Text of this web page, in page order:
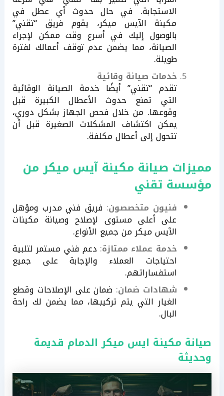
الاستجابة. في حال حدوث أي عطل في
مكينة الآيس ميكر، يقوم فريق “تقني”
بالوصول إليك في أسرع وقت ممكن لإجراء
الصيانة، مما يضمن عدم توقف أعمالك لفترة
طويلة.
خدمات صيانة وقائية
تقدم “تقني” أيضًا خدمة الصيانة الوقائية
التي تمنع حدوث الأعطال الكبيرة قبل
وقوعها. من خلال فحص الجهاز بشكل دوري،
يمكن اكتشاف المشكلات الصغيرة قبل أن
تتحول إلى أعطال مكلفة.
مميزات صيانة مكينة آيس ميكر من
مؤسسة تقني
فنيون متخصصون: فريق فني مدرب ومؤهل
على أعلى مستوى لإصلاح وصيانة مكينات
الآيس ميكر من جميع الأنواع.
خدمة عملاء ممتازة: دعم فني مستمر لتلبية
احتياجات العملاء والإجابة على جميع
استفساراتهم.
شهادات ضمان: ضمان على الإصلاحات وقطع
الغيار التي يتم تركيبها، مما يضمن لك راحة
البال.
صيانة مكينة ايس ميكر الدمام قديمة
وحديثة